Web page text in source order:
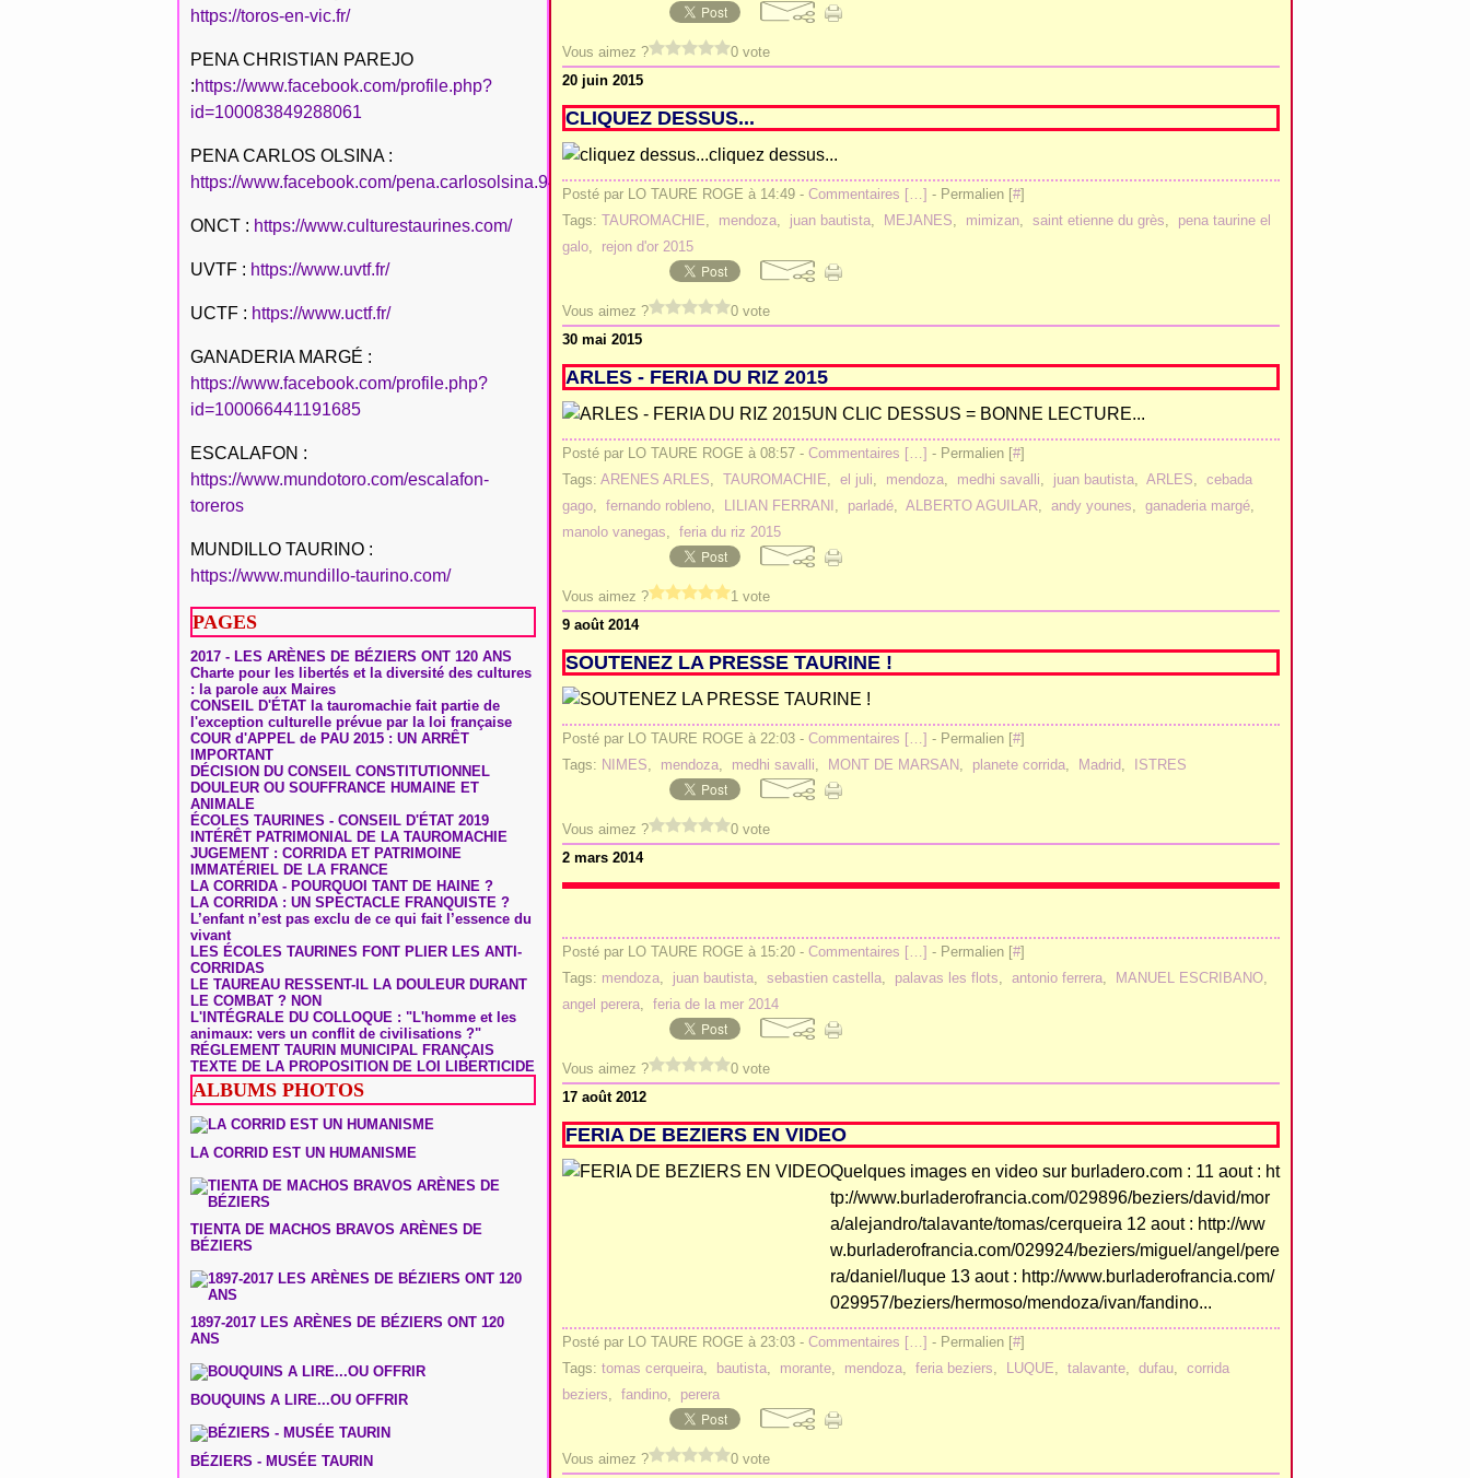
https://toros-en-vic.fr/
PENA CHRISTIAN PAREJO
:https://www.facebook.com/profile.php?
id=100083849288061
PENA CARLOS OLSINA :
https://www.facebook.com/pena.carlosolsina.94
ONCT : https://www.culturestaurines.com/
UVTF : https://www.uvtf.fr/
UCTF : https://www.uctf.fr/
GANADERIA MARGÉ :
https://www.facebook.com/profile.php?
id=100066441191685
ESCALAFON :
https://www.mundotoro.com/escalafon-
toreros
MUNDILLO TAURINO :
https://www.mundillo-taurino.com/
PAGES
2017 - LES ARÈNES DE BÉZIERS ONT 120 ANS
Charte pour les libertés et la diversité des cultures
: la parole aux Maires
CONSEIL D'ÉTAT la tauromachie fait partie de
l'exception culturelle prévue par la loi française
COUR d'APPEL de PAU 2015 : UN ARRÊT
IMPORTANT
DÉCISION DU CONSEIL CONSTITUTIONNEL
DOULEUR OU SOUFFRANCE HUMAINE ET
ANIMALE
ÉCOLES TAURINES - CONSEIL D'ÉTAT 2019
INTÉRÊT PATRIMONIAL DE LA TAUROMACHIE
JUGEMENT : CORRIDA ET PATRIMOINE
IMMATÉRIEL DE LA FRANCE
LA CORRIDA - POURQUOI TANT DE HAINE ?
LA CORRIDA : UN SPECTACLE FRANQUISTE ?
L’enfant n’est pas exclu de ce qui fait l’essence du
vivant
LES ÉCOLES TAURINES FONT PLIER LES ANTI-
CORRIDAS
LE TAUREAU RESSENT-IL LA DOULEUR DURANT
LE COMBAT ? NON
L'INTÉGRALE DU COLLOQUE : "L'homme et les
animaux: vers un conflit de civilisations ?"
RÉGLEMENT TAURIN MUNICIPAL FRANÇAIS
TEXTE DE LA PROPOSITION DE LOI LIBERTICIDE
ALBUMS PHOTOS
LA CORRID EST UN HUMANISME
TIENTA DE MACHOS BRAVOS ARÈNES DE
BÉZIERS
1897-2017 LES ARÈNES DE BÉZIERS ONT 120
ANS
BOUQUINS A LIRE...OU OFFRIR
BÉZIERS - MUSÉE TAURIN
Vous aimez ?
0 vote
20 juin 2015
CLIQUEZ DESSUS...
cliquez dessus...
Posté par LO TAURE ROGE à 14:49 - Commentaires […] - Permalien [#]
Tags: TAUROMACHIE, mendoza, juan bautista, MEJANES, mimizan, saint etienne du grès, pena taurine el
galo, rejon d'or 2015
Vous aimez ?
0 vote
30 mai 2015
ARLES - FERIA DU RIZ 2015
UN CLIC DESSUS = BONNE LECTURE...
Posté par LO TAURE ROGE à 08:57 - Commentaires […] - Permalien [#]
Tags: ARENES ARLES, TAUROMACHIE, el juli, mendoza, medhi savalli, juan bautista, ARLES, cebada
gago, fernando robleno, LILIAN FERRANI , parladé, ALBERTO AGUILAR, andy younes, ganaderia margé,
manolo vanegas, feria du riz 2015
Vous aimez ?
1 vote
9 août 2014
SOUTENEZ LA PRESSE TAURINE !
Posté par LO TAURE ROGE à 22:03 - Commentaires […] - Permalien [#]
Tags: NIMES, mendoza, medhi savalli, MONT DE MARSAN, planete corrida, Madrid, ISTRES
Vous aimez ?
0 vote
2 mars 2014
Posté par LO TAURE ROGE à 15:20 - Commentaires […] - Permalien [#]
Tags: mendoza, juan bautista, sebastien castella, palavas les flots, antonio ferrera, MANUEL ESCRIBANO,
angel perera, feria de la mer 2014
Vous aimez ?
0 vote
17 août 2012
FERIA DE BEZIERS EN VIDEO
Quelques images en video sur burladero.com : 11 aout : ht
tp://www.burladerofrancia.com/029896/beziers/david/mor
a/alejandro/talavante/tomas/cerqueira 12 aout : http://ww
w.burladerofrancia.com/029924/beziers/miguel/angel/pere
ra/daniel/luque 13 aout : http://www.burladerofrancia.com/
029957/beziers/hermoso/mendoza/ivan/fandino...
Posté par LO TAURE ROGE à 23:03 - Commentaires […] - Permalien [#]
Tags: tomas cerqueira, bautista, morante, mendoza, feria beziers, LUQUE, talavante, dufau, corrida
beziers, fandino, perera
Vous aimez ?
0 vote